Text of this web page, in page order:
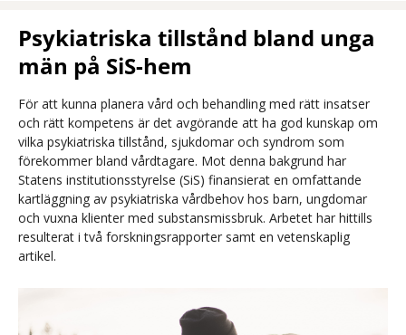
Psykiatriska tillstånd bland unga
män på SiS-hem
För att kunna planera vård och behandling med rätt insatser
och rätt kompetens är det avgörande att ha god kunskap om
vilka psykiatriska tillstånd, sjukdomar och syndrom som
förekommer bland vårdtagare. Mot denna bakgrund har
Statens institutionsstyrelse (SiS) finansierat en omfattande
kartläggning av psykiatriska vårdbehov hos barn, ungdomar
och vuxna klienter med substansmissbruk. Arbetet har hittills
resulterat i två forskningsrapporter samt en vetenskaplig
artikel.